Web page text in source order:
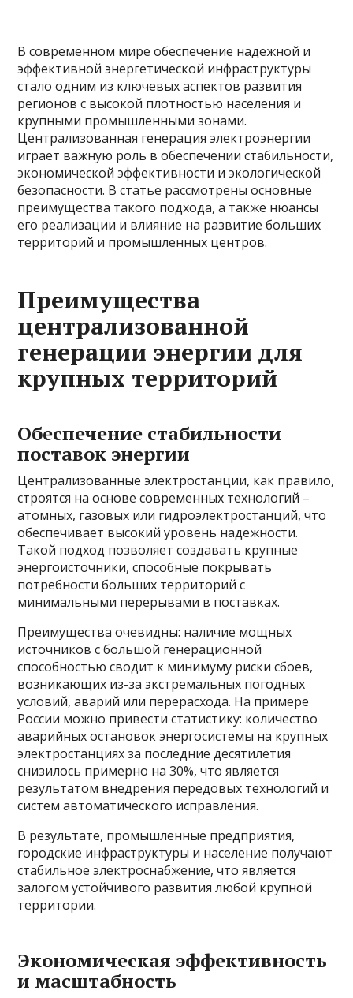
В современном мире обеспечение надежной и
эффективной энергетической инфраструктуры
стало одним из ключевых аспектов развития
регионов с высокой плотностью населения и
крупными промышленными зонами.
Централизованная генерация электроэнергии
играет важную роль в обеспечении стабильности,
экономической эффективности и экологической
безопасности. В статье рассмотрены основные
преимущества такого подхода, а также нюансы
его реализации и влияние на развитие больших
территорий и промышленных центров.
Преимущества
централизованной
генерации энергии для
крупных территорий
Обеспечение стабильности
поставок энергии
Централизованные электростанции, как правило,
строятся на основе современных технологий –
атомных, газовых или гидроэлектростанций, что
обеспечивает высокий уровень надежности.
Такой подход позволяет создавать крупные
энергоисточники, способные покрывать
потребности больших территорий с
минимальными перерывами в поставках.
Преимущества очевидны: наличие мощных
источников с большой генерационной
способностью сводит к минимуму риски сбоев,
возникающих из-за экстремальных погодных
условий, аварий или перерасхода. На примере
России можно привести статистику: количество
аварийных остановок энергосистемы на крупных
электростанциях за последние десятилетия
снизилось примерно на 30%, что является
результатом внедрения передовых технологий и
систем автоматического исправления.
В результате, промышленные предприятия,
городские инфраструктуры и население получают
стабильное электроснабжение, что является
залогом устойчивого развития любой крупной
территории.
Экономическая эффективность
и масштабность